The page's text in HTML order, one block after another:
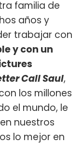
familia de
años y
trabajar con
y con un
Call Saul,
los millones
el mundo, le
nuestros
lo mejor en